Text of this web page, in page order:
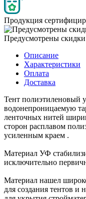
Продукция
Предусмотрены
Описание
Характеристики
Оплата
Доставка
Тент полиэтиленовый
водонепроницаемую
ленточных нитей
сторон расплавом
усиленным краем .
Материал УФ
исключительно
Материал нашел
для создания тентов и